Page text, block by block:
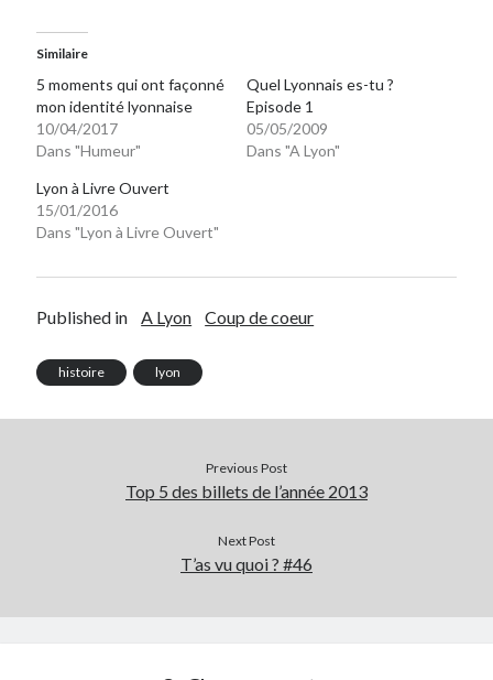
Similaire
5 moments qui ont façonné
mon identité lyonnaise
10/04/2017
Dans "Humeur"
Quel Lyonnais es-tu ?
Episode 1
05/05/2009
Dans "A Lyon"
Lyon à Livre Ouvert
15/01/2016
Dans "Lyon à Livre Ouvert"
Published in A Lyon Coup de coeur
histoire lyon
Previous Post
Top 5 des billets de l’année 2013
Next Post
T’as vu quoi ? #46